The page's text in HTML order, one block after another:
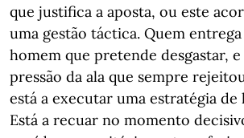
que justifica a aposta, ou este
uma gestão táctica. Quem
homem que pretende desgastar,
pressão da ala que sempre
está a executar uma estratégia de
Está a recuar no momento